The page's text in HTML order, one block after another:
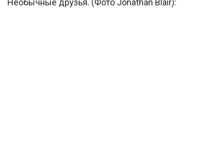
Необычные друзья. (Фото Jonathan Blair):